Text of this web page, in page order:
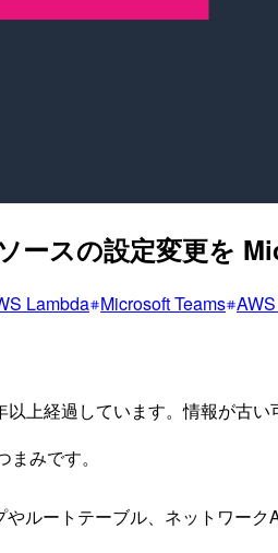
ースの設定変更を
Lambda Microsoft Teams
上経過しています。情報が古い
みです。
ルートテーブル、ネットワー